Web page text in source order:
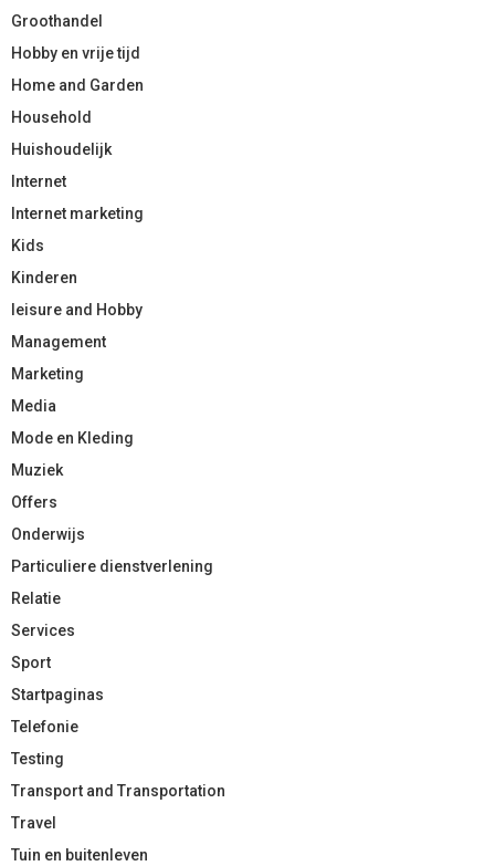
Groothandel
Hobby en vrije tijd
Home and Garden
Household
Huishoudelijk
Internet
Internet marketing
Kids
Kinderen
leisure and Hobby
Management
Marketing
Media
Mode en Kleding
Muziek
Offers
Onderwijs
Particuliere dienstverlening
Relatie
Services
Sport
Startpaginas
Telefonie
Testing
Transport and Transportation
Travel
Tuin en buitenleven